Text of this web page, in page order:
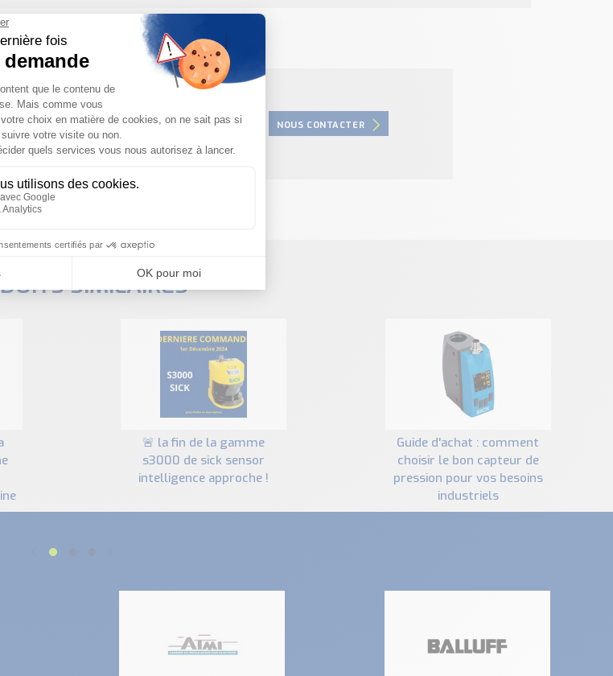
choisir votre produit ?
disposition pour définir votre projet NOUS CONTACTER
SIMILAIRES
🚨 la fin de la gamme
s3000 de sick sensor
intelligence approche !
guide d'achat : comment
choisir le bon capteur de
pression pour vos besoins
industriels